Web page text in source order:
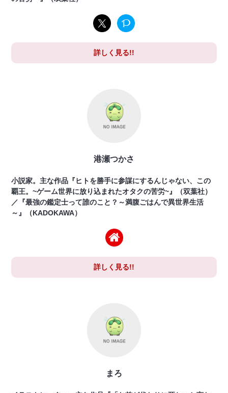
詳しく見る!!
港瀬つかさ
小説家。主な作品『ヒトを勝手に参謀にするんじゃない、この
覇王。~ゲーム世界に放り込まれたオタクの苦労~』（双葉社）
／『最強の鑑定士って誰のこと？～満腹ごはんで異世界生活
～』（KADOKAWA）
詳しく見る!!
まろ